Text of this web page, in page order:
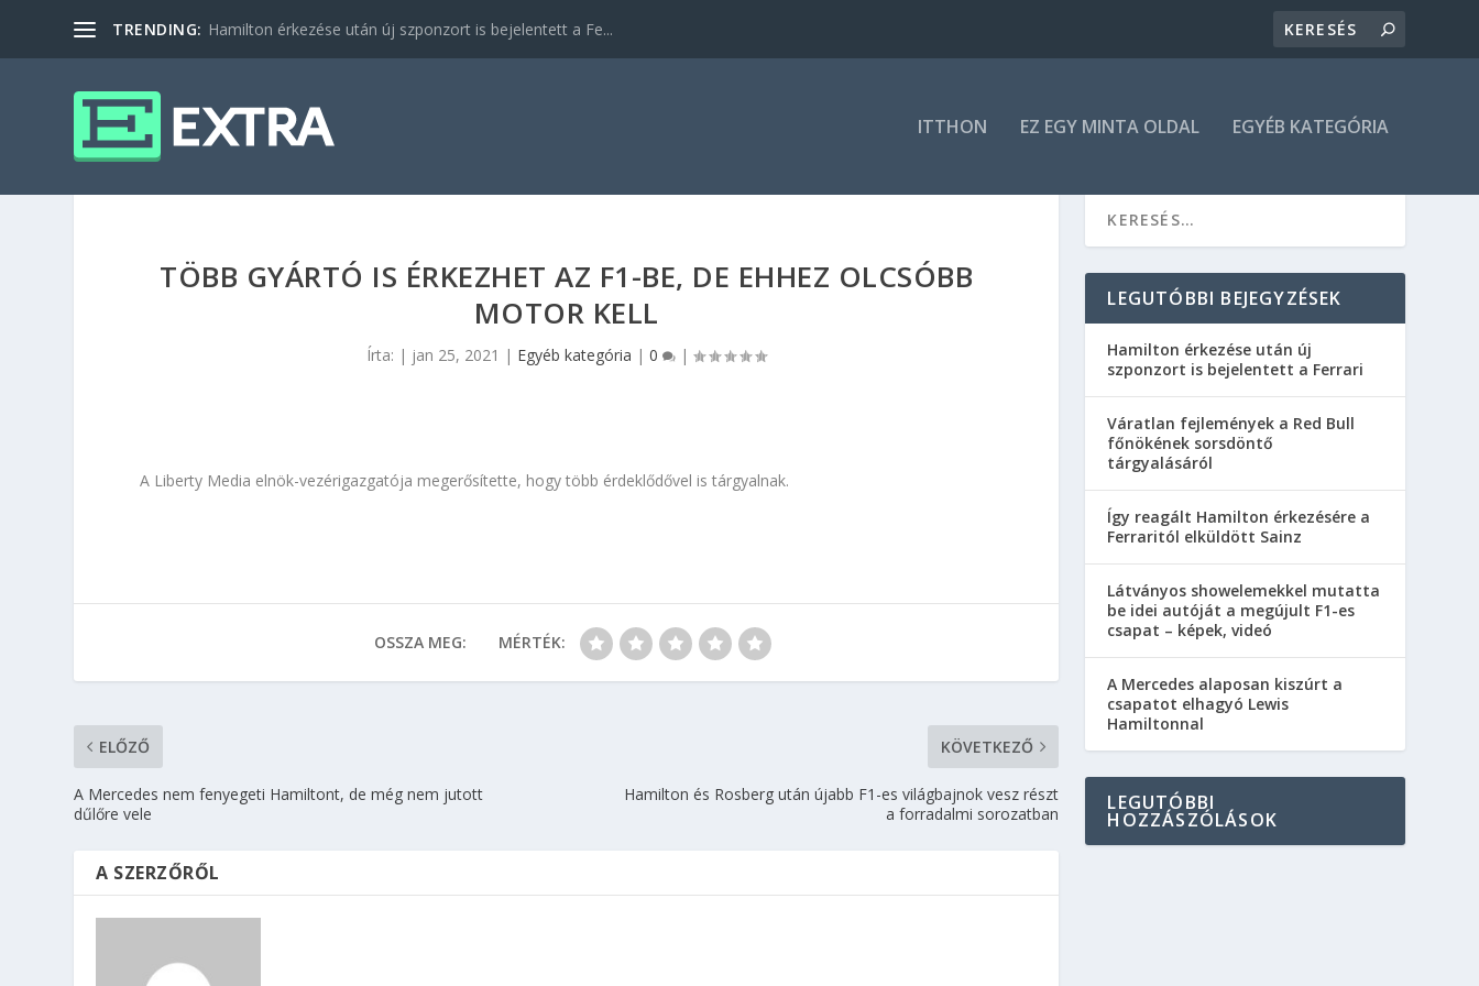
TRENDING: Hamilton érkezése után új szponzort is bejelentett a Fe...
ITTHON EZ EGY MINTA OLDAL EGYÉB KATEGÓRIA
TÖBB GYÁRTÓ IS ÉRKEZHET AZ F1-BE, DE EHHEZ OLCSÓBB
MOTOR KELL
Írta: | jan 25, 2021 | Egyéb kategória |0 |
A Liberty Media elnök-vezérigazgatója megerősítette, hogy több érdeklődővel is tárgyalnak.
OSSZA MEG: MÉRTÉK:
ELŐZŐ
A Mercedes nem fenyegeti Hamiltont, de még nem jutott
dűlőre vele
KÖVETKEZŐ
Hamilton és Rosberg után újabb F1-es világbajnok vesz részt
a forradalmi sorozatban
A SZERZŐRŐL
LEGUTÓBBI BEJEGYZÉSEK
Hamilton érkezése után új
szponzort is bejelentett a Ferrari
Váratlan fejlemények a Red Bull
főnökének sorsdöntő
tárgyalásáról
Így reagált Hamilton érkezésére a
Ferraritól elküldött Sainz
Látványos showelemekkel mutatta
be idei autóját a megújult F1-es
csapat – képek, videó
A Mercedes alaposan kiszúrt a
csapatot elhagyó Lewis
Hamiltonnal
LEGUTÓBBI
HOZZÁSZÓLÁSOK